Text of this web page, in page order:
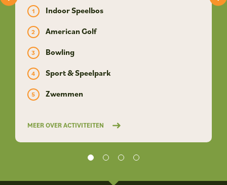
Indoor Speelbos
American Golf
Bowling
Sport & Speelpark
Zwemmen
MEER OVER ACTIVITEITEN